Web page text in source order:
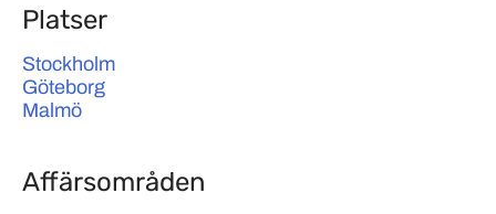
Platser
Stockholm
Göteborg
Malmö
Affärsområden